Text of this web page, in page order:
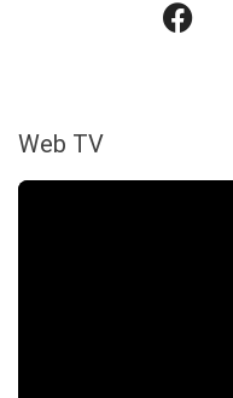
Web TV